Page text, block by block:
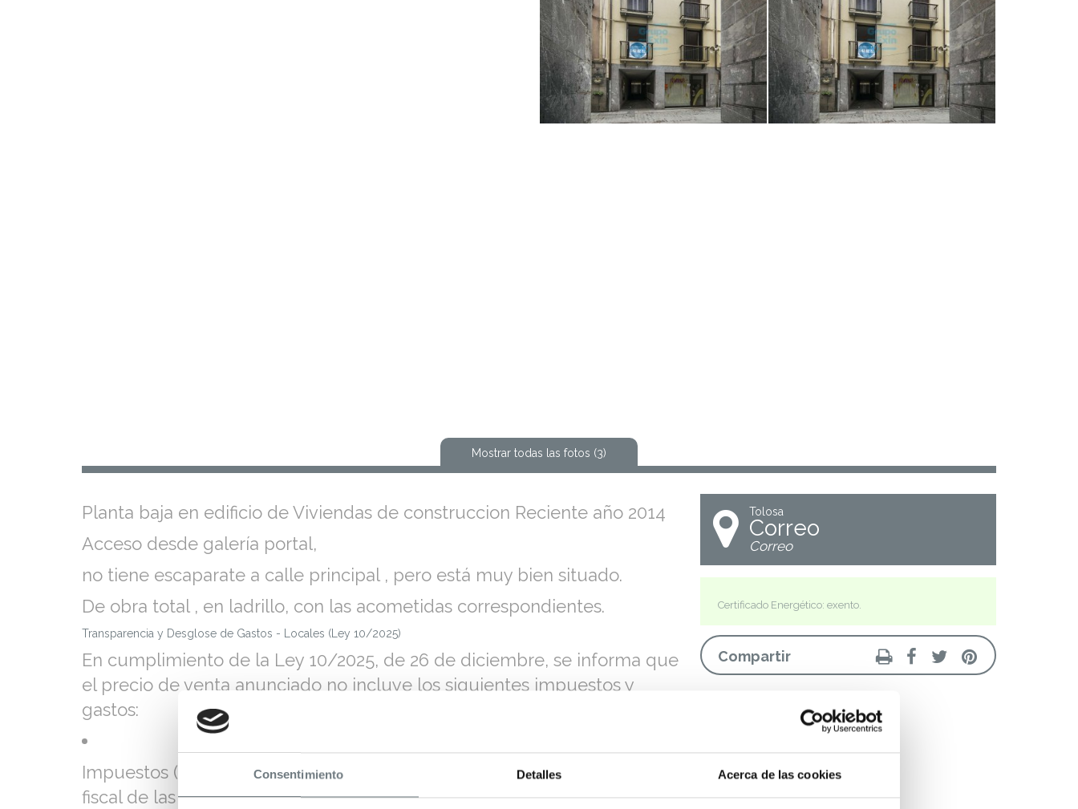
Consentimiento Detalles Acerca de las cookies
Mostrar todas las fotos (3)
Planta baja en edificio de Viviendas de construccion Reciente año 2014
Acceso desde galería portal,
no tiene escaparate a calle principal , pero está muy bien situado.
De obra total , en ladrillo, con las acometidas correspondientes.
Transparencia y Desglose de Gastos - Locales (Ley 10/2025)
En cumplimiento de la Ley 10/2025, de 26 de diciembre, se informa que
el precio de venta anunciado no incluye los siguientes impuestos y
gastos:
Impuestos (ITP o IVA+AJD): La tributación dependerá de la condición
fiscal de las partes:
Tolosa
Correo
Correo
Certificado Energético: exento.
Compartir